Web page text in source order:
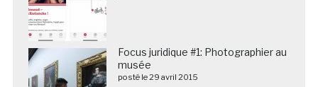
Focus juridique #1: Photographier au
musée
posté le 29 avril 2015